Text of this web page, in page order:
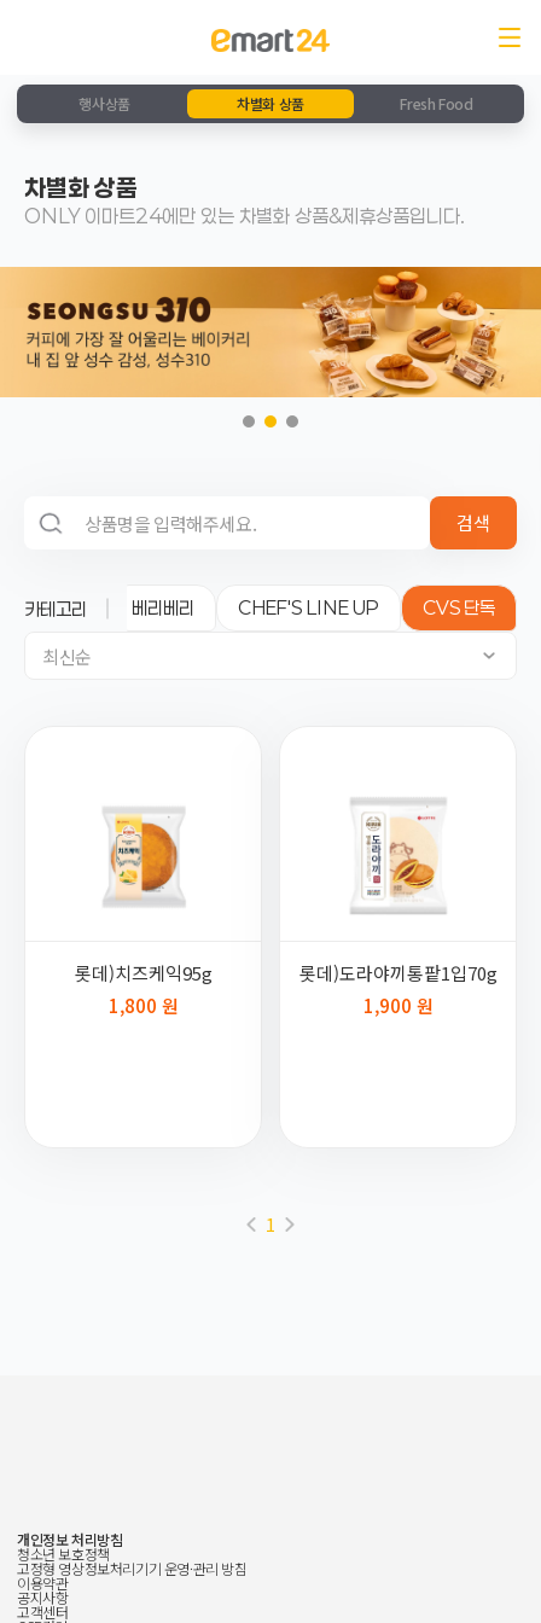
행사상품 차별화 상품 Fresh Food
차별화 상품
ONLY 이마트24에만 있는 차별화 상품&제휴상품입니다.
검색 영역
검색
카테고리
탕화쿵푸 베리베리 CHEF'S LINE UP CVS 단독
최신순
롯데)치즈케익95g
1,800 원
롯데)도라야끼통팥1입70g
1,900 원
1
개인정보 처리방침
청소년 보호정책
고정형 영상정보처리기기 운영·관리 방침
이용약관
공지사항
고객센터